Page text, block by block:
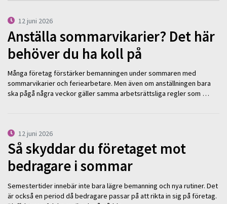
12 juni 2026
Anställa sommarvikarier? Det här
behöver du ha koll på
Många företag förstärker bemanningen under sommaren med
sommarvikarier och feriearbetare. Men även om anställningen bara
ska pågå några veckor gäller samma arbetsrättsliga regler som …
12 juni 2026
Så skyddar du företaget mot
bedragare i sommar
Semestertider innebär inte bara lägre bemanning och nya rutiner. Det
är också en period då bedragare passar på att rikta in sig på företag.